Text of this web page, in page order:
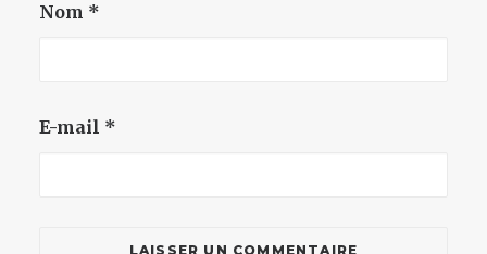
Nom *
E-mail *